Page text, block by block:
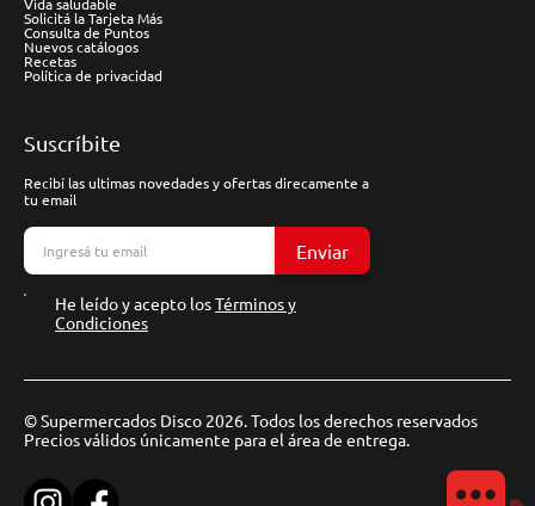
Solicitá la Tarjeta Más
Consulta de Puntos
Nuevos catálogos
Recetas
Política de privacidad
Suscríbite
Recibí las ultimas novedades y ofertas direcamente a
tu email
Enviar
He leído y acepto losTérminos y
Condiciones
© Supermercados Disco 2026. Todos los derechos reservados
Precios válidos únicamente para el área de entrega.